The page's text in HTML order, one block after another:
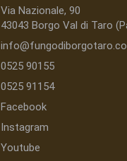
Via Nazionale, 90
43043 Borgo Val di Taro
0525 90155
0525 91154
Facebook
Instagram
Youtube